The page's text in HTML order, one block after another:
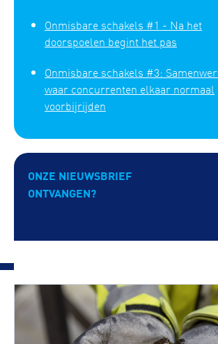
Onmisbare schakels #1 - Na het
doorspoelen begint het pas
Onmisbare schakels #3:
waar concurrenten elkaar normaal
voorbijrijden
ONZE NIEUWSBRIEF
ONTVANGEN?